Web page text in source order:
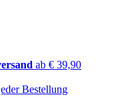
ab € 39,90
Bestellung